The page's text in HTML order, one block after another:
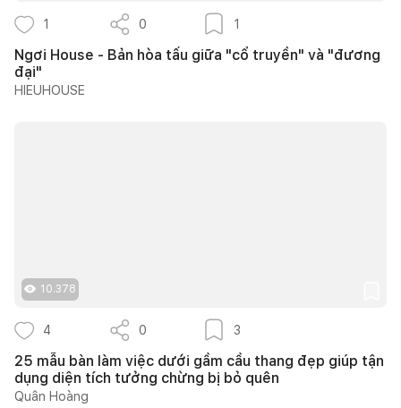
1 0 1
Ngơi House - Bản hòa tấu giữa "cổ truyền" và "đương
đại"
HIEUHOUSE
10.378
4 0 3
25 mẫu bàn làm việc dưới gầm cầu thang đẹp giúp tận
dụng diện tích tưởng chừng bị bỏ quên
Quân Hoàng